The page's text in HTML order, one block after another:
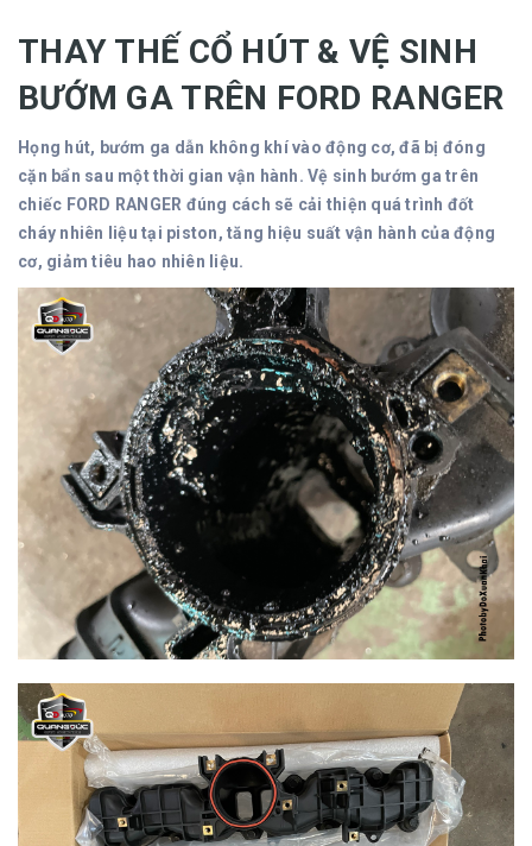
THAY THẾ CỔ HÚT & VỆ SINH
BƯỚM GA TRÊN FORD RANGER
Họng hút, bướm ga dẫn không khí vào động cơ, đã bị đóng
cặn bẩn sau một thời gian vận hành. Vệ sinh bướm ga trên
chiếc FORD RANGER đúng cách sẽ cải thiện quá trình đốt
cháy nhiên liệu tại piston, tăng hiệu suất vận hành của động
cơ, giảm tiêu hao nhiên liệu.